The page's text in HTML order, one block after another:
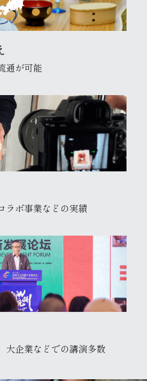
通が可能
ラボ事業などの実績
大企業などでの講演多数